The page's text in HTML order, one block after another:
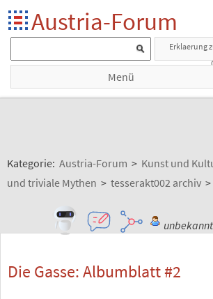
Austria-Forum
Erklaerung
Menü
Kategorie: Austria-Forum > Kunst und
und triviale Mythen > tesserakt002 archiv >
Die Gasse: Albumblatt #2